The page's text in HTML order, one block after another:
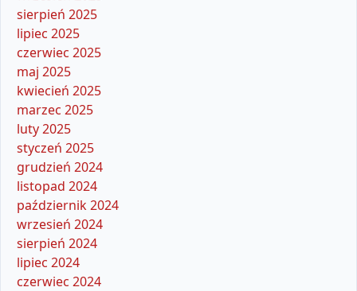
sierpień 2025
lipiec 2025
czerwiec 2025
maj 2025
kwiecień 2025
marzec 2025
luty 2025
styczeń 2025
grudzień 2024
listopad 2024
październik 2024
wrzesień 2024
sierpień 2024
lipiec 2024
czerwiec 2024